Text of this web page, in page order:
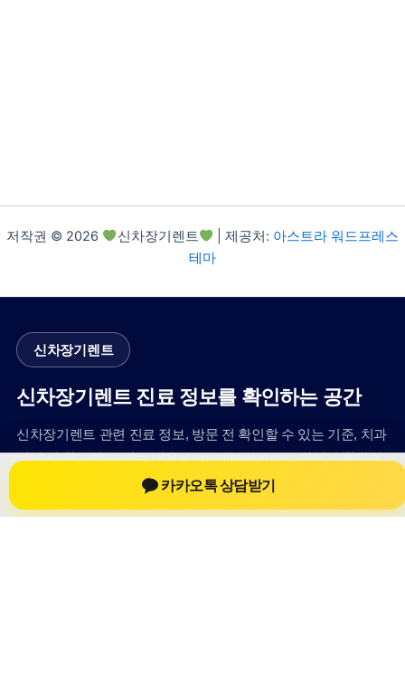
저작권 © 2026 신차장기렌트 | 제공처: 아스트라 워드프레스
테마
신차장기렌트
신차장기렌트 진료 정보를 확인하는 공간
신차장기렌트 관련 진료 정보, 방문 전 확인할 수 있는 기준, 치과
선택 시 참고할 수 있는 내용을 sbstaffing4all.com 안에서 확인할
수 있도록 구성했습니다. 본 사이트의 내용은 일반 정보 제공을
위한 자료이며, 실제 진료 판단은 의료기관 상담을 통해 확인하
카카오톡 상담받기